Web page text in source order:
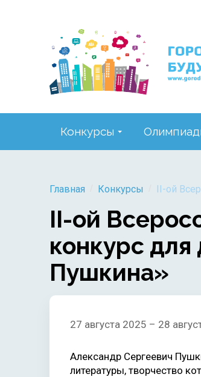
Конкурсы
Главная Конкурсы II-ой
II-ой
конкурс
Пушкина»
27 августа 2025 – 28
Александр Сергеевич
литературы, творчество